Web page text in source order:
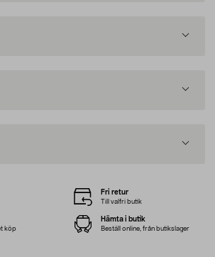
Fri retur
Till valfri butik
köp
Hämta i butik
Beställ online, från butikslager